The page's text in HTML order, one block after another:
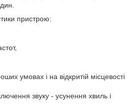
пристрою:
умовах і на відкритій місцевості
звуку - усунення хвиль і